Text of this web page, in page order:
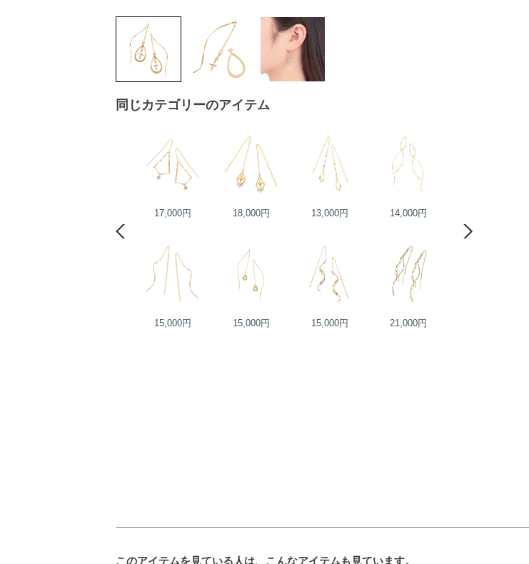
同じカテゴリーのアイテム
17,000円 18,000円 13,000円 14,000円
15,000円 15,000円 15,000円 21,000円
このアイテムを見ている人は、こんなアイテムも見ています。